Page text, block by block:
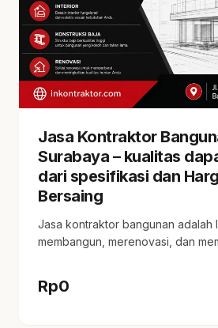
Jasa Kontraktor
Surabaya – kualitas
dari spesifikasi dan
Bersaing
Jasa kontraktor bangunan adalah
membangun, merenovasi, dan
Rp0